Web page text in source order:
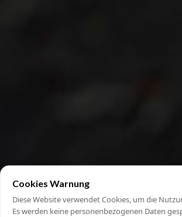
Cookies Warnung
Diese Website verwendet Cookies, um die
Es werden keine personenbezogenen Daten